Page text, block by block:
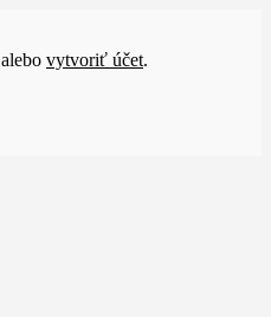
alebo vytvoriť účet.